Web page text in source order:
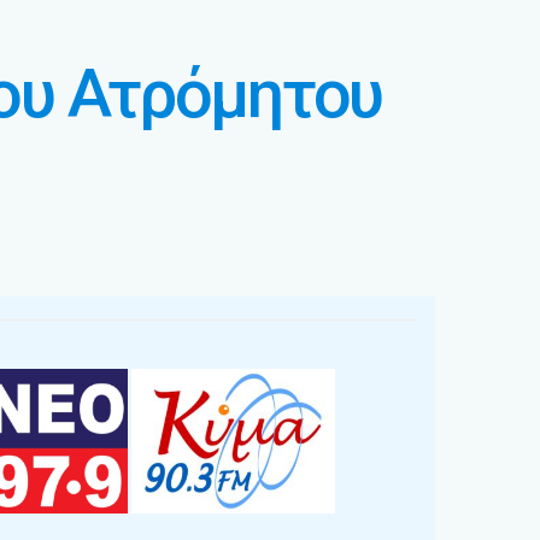
Ατρόμητου